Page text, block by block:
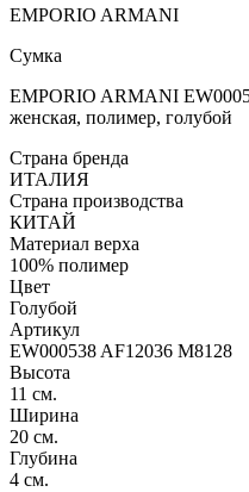
EMPORIO ARMANI
Сумка
EMPORIO ARMANI
женская, полимер, голубой
Страна бренда
ИТАЛИЯ
Страна производства
КИТАЙ
Материал верха
100% полимер
Цвет
Голубой
Артикул
EW000538 AF12036 M8128
Высота
11 см.
Ширина
20 см.
Глубина
4 см.